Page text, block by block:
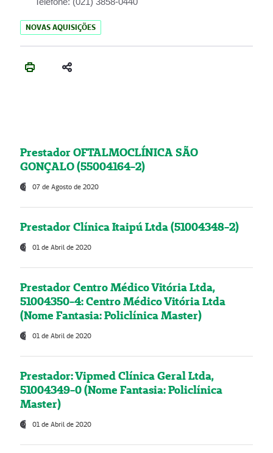
Telefone: (021) 3858-0440
NOVAS AQUISIÇÕES
Prestador OFTALMOCLÍNICA SÃO
GONÇALO (55004164-2)
07 de Agosto de 2020
Prestador Clínica Itaipú Ltda (51004348-2)
01 de Abril de 2020
Prestador Centro Médico Vitória Ltda,
51004350-4: Centro Médico Vitória Ltda
(Nome Fantasia: Policlínica Master)
01 de Abril de 2020
Prestador: Vipmed Clínica Geral Ltda,
51004349-0 (Nome Fantasia: Policlínica
Master)
01 de Abril de 2020